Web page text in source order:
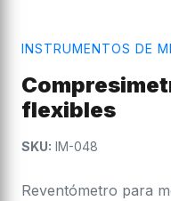
INSTRUMENTOS DE
flexibles
SKU: IM-048
Reventómetro para